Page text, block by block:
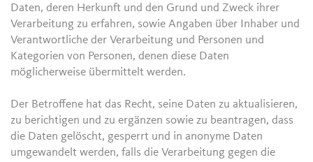
Daten, deren Herkunft und den Grund und Zweck ihrer
Verarbeitung zu erfahren, sowie Angaben über Inhaber und
Verantwortliche der Verarbeitung und Personen und
Kategorien von Personen, denen diese Daten
möglicherweise übermittelt werden.
Der Betroffene hat das Recht, seine Daten zu aktualisieren,
zu berichtigen und zu ergänzen sowie zu beantragen, dass
die Daten gelöscht, gesperrt und in anonyme Daten
umgewandelt werden, falls die Verarbeitung gegen die